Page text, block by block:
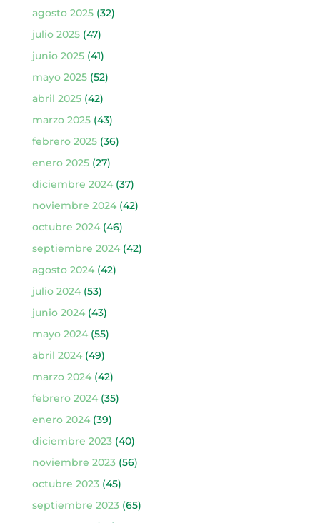
agosto 2025(32)
julio 2025(47)
junio 2025(41)
mayo 2025(52)
abril 2025(42)
marzo 2025(43)
febrero 2025(36)
enero 2025(27)
diciembre 2024(37)
noviembre 2024(42)
octubre 2024(46)
septiembre 2024(42)
agosto 2024(42)
julio 2024(53)
junio 2024(43)
mayo 2024(55)
abril 2024(49)
marzo 2024(42)
febrero 2024(35)
enero 2024(39)
diciembre 2023(40)
noviembre 2023(56)
octubre 2023(45)
septiembre 2023(65)